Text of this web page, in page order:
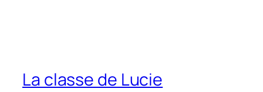
La classe de Lucie